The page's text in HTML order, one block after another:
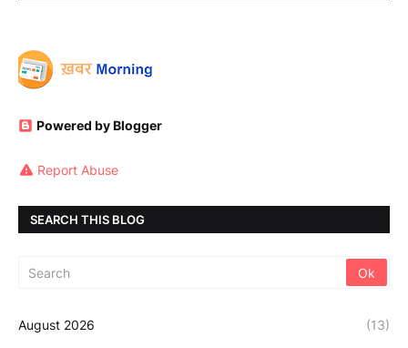
Powered by Blogger
Report Abuse
SEARCH THIS BLOG
August 2026 (13)